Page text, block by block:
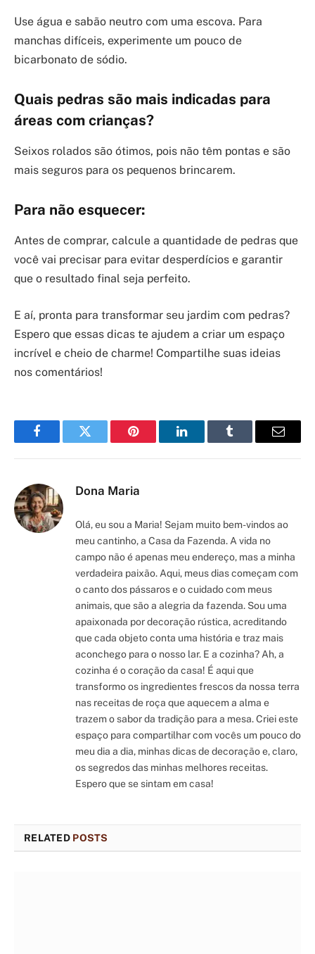
Use água e sabão neutro com uma escova. Para
manchas difíceis, experimente um pouco de
bicarbonato de sódio.
Quais pedras são mais indicadas para
áreas com crianças?
Seixos rolados são ótimos, pois não têm pontas e são
mais seguros para os pequenos brincarem.
Para não esquecer:
Antes de comprar, calcule a quantidade de pedras que
você vai precisar para evitar desperdícios e garantir
que o resultado final seja perfeito.
E aí, pronta para transformar seu jardim com pedras?
Espero que essas dicas te ajudem a criar um espaço
incrível e cheio de charme! Compartilhe suas ideias
nos comentários!
FacebookTwitter Pinterest LinkedInTumblr Email
Dona Maria
Olá, eu sou a Maria! Sejam muito bem-vindos ao
meu cantinho, a Casa da Fazenda. A vida no
campo não é apenas meu endereço, mas a minha
verdadeira paixão. Aqui, meus dias começam com
o canto dos pássaros e o cuidado com meus
animais, que são a alegria da fazenda. Sou uma
apaixonada por decoração rústica, acreditando
que cada objeto conta uma história e traz mais
aconchego para o nosso lar. E a cozinha? Ah, a
cozinha é o coração da casa! É aqui que
transformo os ingredientes frescos da nossa terra
nas receitas de roça que aquecem a alma e
trazem o sabor da tradição para a mesa. Criei este
espaço para compartilhar com vocês um pouco do
meu dia a dia, minhas dicas de decoração e, claro,
os segredos das minhas melhores receitas.
Espero que se sintam em casa!
RELATED POSTS